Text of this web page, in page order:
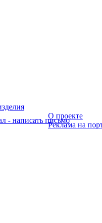
О проекте
Реклама на